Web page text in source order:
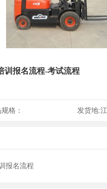
训报名流程-考试流程
格： 发货地:
报名流程